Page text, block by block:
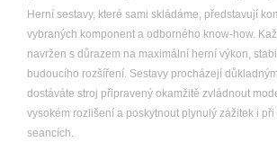
Herní sestavy, které sami skládáme, představují
vybraných komponent a odborného know-how.
navržen s důrazem na maximální herní výkon,
budoucího rozšíření. Sestavy procházejí
dostáváte stroj připravený okamžitě zvládnout
vysokém rozlišení a poskytnout plynulý zážitek i
seancích.